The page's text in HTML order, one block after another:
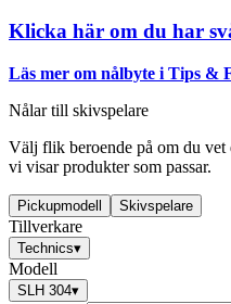
Klicka här om du har
Läs mer om nålbyte i Tips &
Nålar till skivspelare
Välj flik beroende på om du
vi visar produkter som passar.
Pickupmodell Skivspelare
Tillverkare
Technics▾
Modell
SLH 304▾